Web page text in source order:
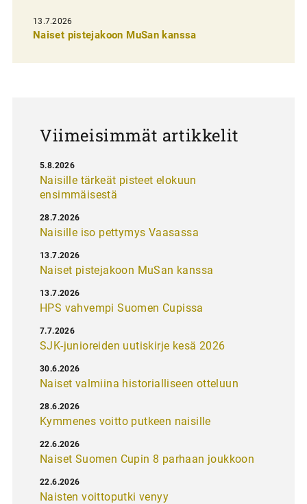
e
13.7.2026
Naiset pistejakoon MuSan kanssa
Viimeisimmät artikkelit
Naisille tärkeät pisteet elokuun
ensimmäisestä
5.8.2026
Naisille iso pettymys Vaasassa
28.7.2026
Naiset pistejakoon MuSan kanssa
13.7.2026
HPS vahvempi Suomen Cupissa
13.7.2026
SJK-junioreiden uutiskirje kesä 2026
7.7.2026
Naiset valmiina historialliseen otteluun
30.6.2026
Kymmenes voitto putkeen naisille
28.6.2026
Naiset Suomen Cupin 8 parhaan joukkoon
22.6.2026
Naisten voittoputki venyy
22.6.2026